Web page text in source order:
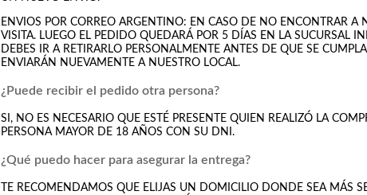
ENVIOS POR CORREO ARGENTINO: EN CASO DE NO ENCONTRAR A
VISITA. LUEGO EL PEDIDO QUEDARÁ POR 5 DÍAS EN LA SUCURSAL
DEBES IR A RETIRARLO PERSONALMENTE ANTES DE QUE SE
ENVIARÁN NUEVAMENTE A NUESTRO LOCAL.
¿Puede recibir el pedido otra persona?
SI, NO ES NECESARIO QUE ESTÉ PRESENTE QUIEN REALIZÓ LA
PERSONA MAYOR DE 18 AÑOS CON SU DNI.
¿Qué puedo hacer para asegurar la entrega?
TE RECOMENDAMOS QUE ELIJAS UN DOMICILIO DONDE SEA MÁS